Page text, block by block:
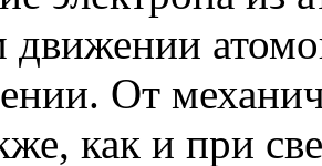
движении
От
как и при